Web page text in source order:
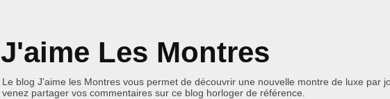
J'aime Les Montres
Le blog J'aime les Montres vous permet de découvrir une nouvelle montre de luxe par
venez partager vos commentaires sur ce blog horloger de référence.